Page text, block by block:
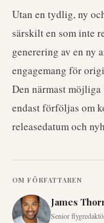
Utan en tydlig, ny
särskilt en som inte
generering av en ny
engagemang för
Den närmast
endast förföljas om
releasedatum och
OM FÖRFATTAREN
James
Senior